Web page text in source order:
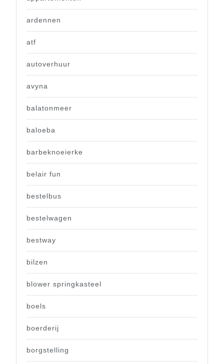
ardennen
atf
autoverhuur
avyna
balatonmeer
baloeba
barbeknoeierke
belair fun
bestelbus
bestelwagen
bestway
bilzen
blower springkasteel
boels
boerderij
borgstelling